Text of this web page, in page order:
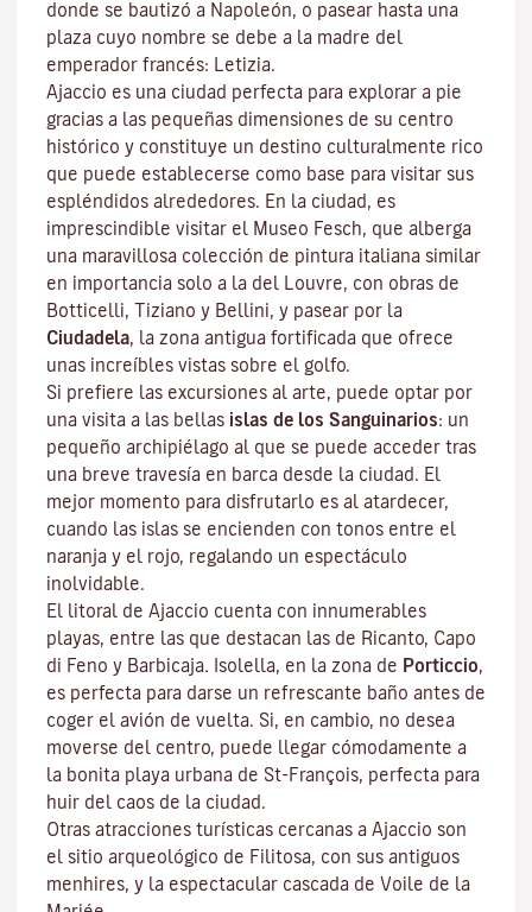
donde se bautizó a Napoleón, o pasear hasta una
plaza cuyo nombre se debe a la madre del
emperador francés: Letizia.
Ajaccio es una ciudad perfecta para explorar a pie
gracias a las pequeñas dimensiones de su centro
histórico y constituye un destino culturalmente rico
que puede establecerse como base para visitar sus
espléndidos alrededores. En la ciudad, es
imprescindible visitar el Museo Fesch, que alberga
una maravillosa colección de pintura italiana similar
en importancia solo a la del Louvre, con obras de
Botticelli, Tiziano y Bellini, y pasear por la
Ciudadela, la zona antigua fortificada que ofrece
unas increíbles vistas sobre el golfo.
Si prefiere las excursiones al arte, puede optar por
una visita a las bellas islas de los Sanguinarios: un
pequeño archipiélago al que se puede acceder tras
una breve travesía en barca desde la ciudad. El
mejor momento para disfrutarlo es al atardecer,
cuando las islas se encienden con tonos entre el
naranja y el rojo, regalando un espectáculo
inolvidable.
El litoral de Ajaccio cuenta con innumerables
playas, entre las que destacan las de Ricanto, Capo
di Feno y Barbicaja. Isolella, en la zona de Porticcio,
es perfecta para darse un refrescante baño antes de
coger el avión de vuelta. Si, en cambio, no desea
moverse del centro, puede llegar cómodamente a
la bonita playa urbana de St-François, perfecta para
huir del caos de la ciudad.
Otras atracciones turísticas cercanas a Ajaccio son
el sitio arqueológico de Filitosa, con sus antiguos
menhires, y la espectacular cascada de Voile de la